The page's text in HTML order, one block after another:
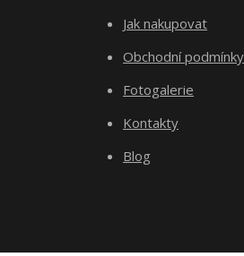
Jak nakupovat
Obchodní podmínky
Fotogalerie
Kontakty
Blog